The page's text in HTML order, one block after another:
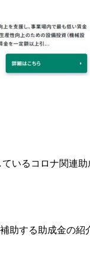
いるコロナ関連助
助する助成金の紹